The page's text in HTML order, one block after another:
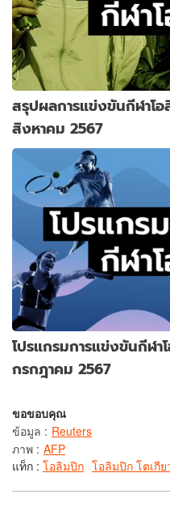
สรุปผลการแข่งขันกีฬาโ
สิงหาคม 2567
โปรแกรมการแข่งขันกีฬ
กรกฎาคม 2567
ขอขอบคุณ
ข้อมูล : Reuters
ภาพ : AFP
แท็ก : โอลิมปิก โอลิมปิก โตเกีย